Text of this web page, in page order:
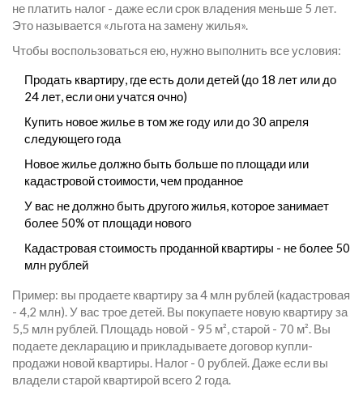
не платить налог - даже если срок владения меньше 5 лет.
Это называется «льгота на замену жилья».
Чтобы воспользоваться ею, нужно выполнить все условия:
Продать квартиру, где есть доли детей (до 18 лет или до
24 лет, если они учатся очно)
Купить новое жилье в том же году или до 30 апреля
следующего года
Новое жилье должно быть больше по площади или
кадастровой стоимости, чем проданное
У вас не должно быть другого жилья, которое занимает
более 50% от площади нового
Кадастровая стоимость проданной квартиры - не более 50
млн рублей
Пример: вы продаете квартиру за 4 млн рублей (кадастровая
- 4,2 млн). У вас трое детей. Вы покупаете новую квартиру за
5,5 млн рублей. Площадь новой - 95 м², старой - 70 м². Вы
подаете декларацию и прикладываете договор купли-
продажи новой квартиры. Налог - 0 рублей. Даже если вы
владели старой квартирой всего 2 года.